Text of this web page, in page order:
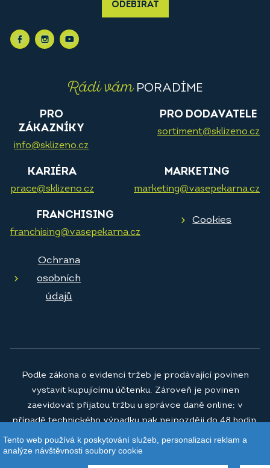
ODEBÍRAT
Rádi vámPORADÍME
PRO
ZÁKAZNÍKY
info@sklizeno.cz
PRO DODAVATELE
sortiment@sklizeno.cz
KARIÉRA
prace@sklizeno.cz
MARKETING
marketing@vasepekarna.cz
FRANCHISING
franchising@vasepekarna.cz
Cookies
Ochrana
osobních
údajů
© 2026Vaše pekárna a.s.
Podle zákona o evidenci tržeb je prodávající povinen
vystavit kupujícímu účtenku. Zároveň je povinen
zaevidovat přijatou tržbu u správce daně online; v
případě technického výpadku pak nejpozději do 48 hodin.
Tento web používá k poskytování služeb, personalizaci reklam a
analýze návštěvnosti soubory cookie